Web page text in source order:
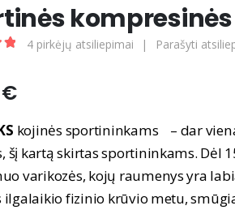
4pirkėjų atsiliepimai | Parašyti
€
kojinės sportininkams – dar
šį kartą skirtas sportininkams. Dėl
varikozės, kojų raumenys yra
ilgalaikio fizinio krūvio metu,